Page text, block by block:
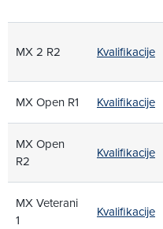
MX 2 R2 Kvalifikacije
MX Open R1 Kvalifikacije
MX Open
R2
Kvalifikacije
MX Veterani
1
Kvalifikacije